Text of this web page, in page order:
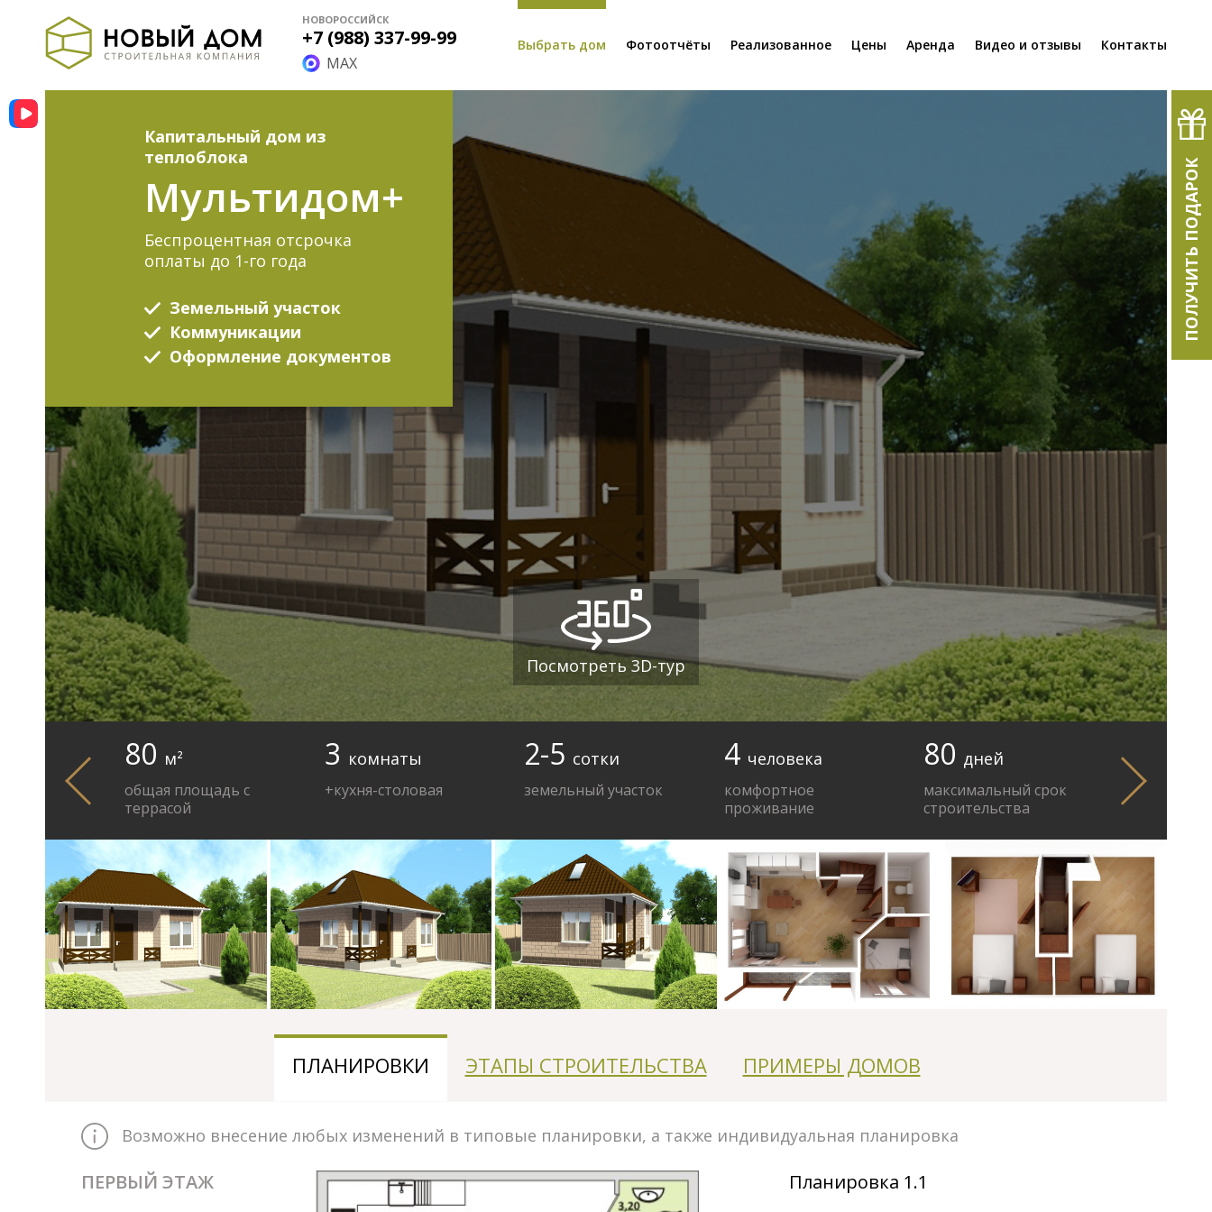
НОВОРОССИЙСК
+7 (988) 337-99-99
MAX
Выбрать дом Фотоотчёты Реализованное Цены Аренда Видео и отзывы Контакты
ПОЛУЧИТЬ ПОДАРОК
Посмотреть 3D-тур
Капитальный дом из
теплоблока
Мультидом+
Беспроцентная отсрочка
оплаты до 1-го года
Земельный участок
Коммуникации
Оформление документов
80 м²
общая площадь с
террасой
3 комнаты
+кухня-столовая
2-5 сотки
земельный участок
4 человека
комфортное
проживание
80 дней
максимальный срок
строительства
ПЛАНИРОВКИ ЭТАПЫ СТРОИТЕЛЬСТВА ПРИМЕРЫ ДОМОВ
Возможно внесение любых изменений в типовые планировки, а также индивидуальная планировка
ПЕРВЫЙ ЭТАЖ Планировка 1.1